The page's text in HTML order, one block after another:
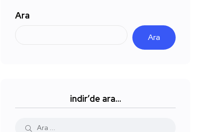
Ara
Ara
indir’de ara…